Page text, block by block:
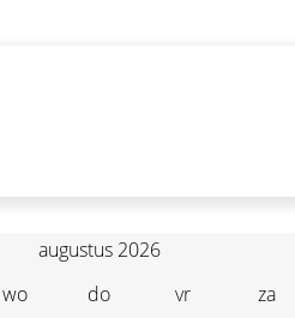
augustus 2026
wo do vr za